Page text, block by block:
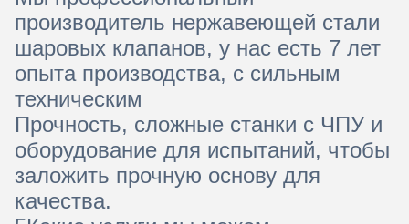
производитель нержавеющей стали
шаровых клапанов, у нас есть 7 лет
опыта производства, с сильным
техническим
Прочность, сложные станки с ЧПУ и
оборудование для испытаний, чтобы
заложить прочную основу для
качества.